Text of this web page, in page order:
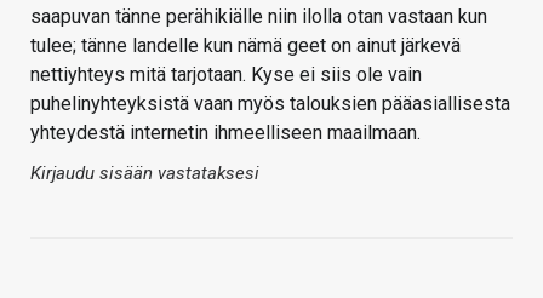
saapuvan tänne perähikiälle niin ilolla otan vastaan kun
tulee; tänne landelle kun nämä geet on ainut järkevä
nettiyhteys mitä tarjotaan. Kyse ei siis ole vain
puhelinyhteyksistä vaan myös talouksien pääasiallisesta
yhteydestä internetin ihmeelliseen maailmaan.
Kirjaudu sisään vastataksesi